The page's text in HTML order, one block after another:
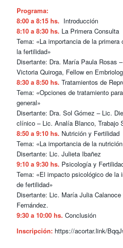
Programa:
8:00 a 8:15 hs. Introducción
8:10 a 8:30 hs. La Primera Consulta
Tema: «La importancia de la
la fertilidad»
Disertante: Dra. María Paula Rosas
Victoria Quiroga, Fellow en
8:30 a 8:50 hs. Tratamientos de
Tema: «Opciones de tratamiento
general»
Disertante: Dra. Sol Gómez – Lic.
clínico – Lic. Analía Blanco, Trabajo
8:50 a 9:10 hs. Nutrición y Fertilidad
Tema: «La importancia de la
Disertante: Lic. Julieta Ibañez
9:10 a 9:30 hs. Psicología y
Tema: «El impacto psicológico de la
de fertilidad»
Disertante: Lic. María Julia
Fernández.
9:30 a 10:00 hs. Conclusión
Inscripción:https://acortar.link/